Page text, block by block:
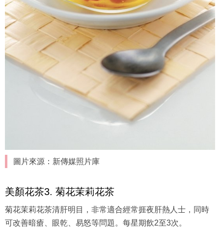
圖片來源：新傳媒照片庫
美顏花茶3. 菊花茉莉花茶
菊花茉莉花茶清肝明目，非常適合經常捱夜肝熱人士，同時
可改善暗瘡、眼乾、易怒等問題。每星期飲2至3次。